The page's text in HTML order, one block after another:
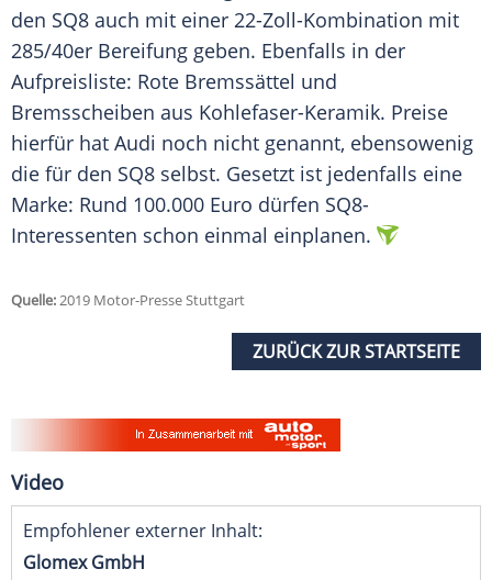
den SQ8 auch mit einer 22-Zoll-Kombination mit
285/40er Bereifung geben. Ebenfalls in der
Aufpreisliste: Rote Bremssättel und
Bremsscheiben aus Kohlefaser-Keramik. Preise
hierfür hat Audi noch nicht genannt, ebensowenig
die für den SQ8 selbst. Gesetzt ist jedenfalls eine
Marke: Rund 100.000 Euro dürfen SQ8-
Interessenten schon einmal einplanen.
Quelle:2019 Motor-Presse Stuttgart
ZURÜCK ZUR STARTSEITE
Video
Empfohlener externer Inhalt:
Glomex GmbH